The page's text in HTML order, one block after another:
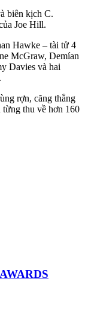
biên kịch C.
Joe Hill.
Hawke – tài tử 4
McGraw, Demían
Davies và hai
rợn, căng thẳng
từng thu về hơn 160